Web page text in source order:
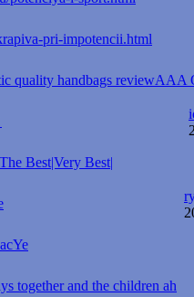
pri-impotencii.html
quality handbags reviewAAA
Best|Very Best|
together and the children ah